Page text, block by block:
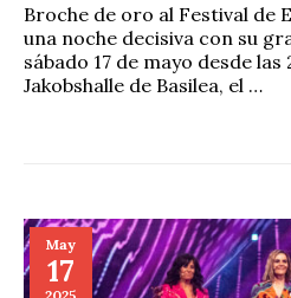
Broche de oro al Festival de
una noche decisiva con su
sábado 17 de mayo desde las
Jakobshalle de Basilea, el …
May
17